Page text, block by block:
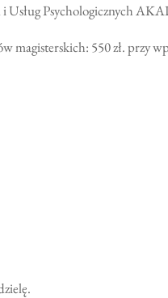
Usług Psychologicznych
magisterskich: 550 zł. przy